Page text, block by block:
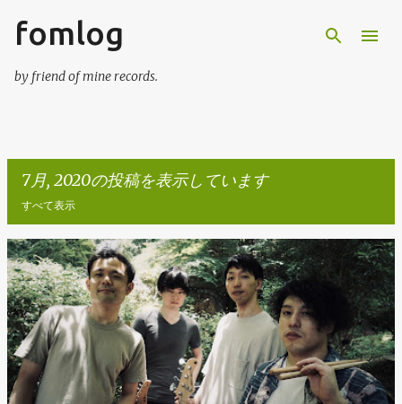
スキップしてメイン コンテンツに移動
fomlog
by friend of mine records.
7月, 2020の投稿を表示しています
すべて表示
投
稿